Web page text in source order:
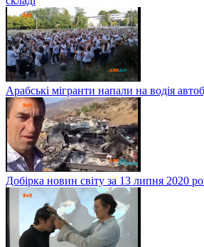
Арабські мігранти напали на водія
Добірка новин світу за 13 липня 2020